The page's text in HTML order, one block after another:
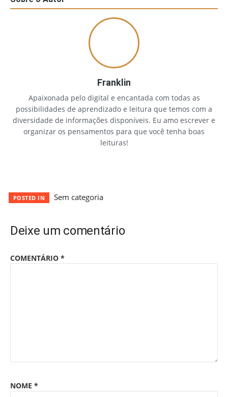
Franklin
Apaixonada pelo digital e encantada com todas as
possibilidades de aprendizado e leitura que temos com a
diversidade de informações disponíveis. Eu amo escrever e
organizar os pensamentos para que você tenha boas
leituras!
POSTED IN Sem categoria
Deixe um comentário
COMENTÁRIO *
NOME *